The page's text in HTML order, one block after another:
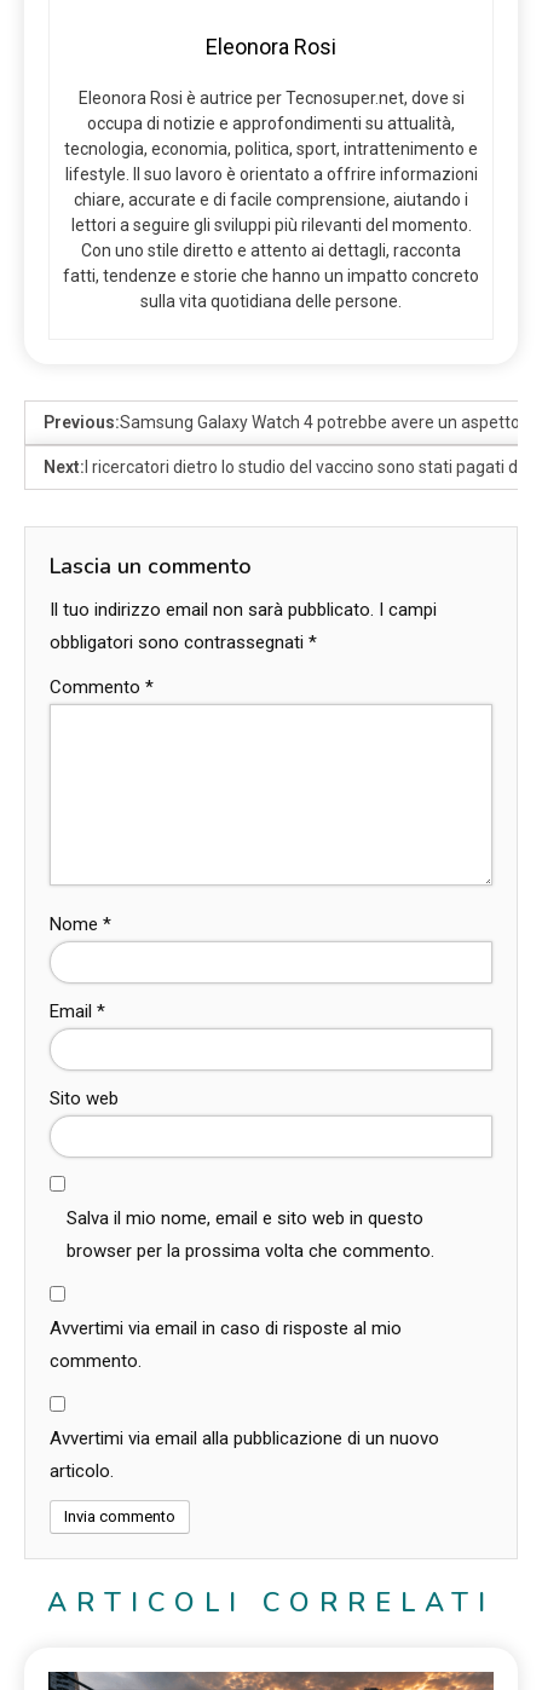
Eleonora Rosi
Eleonora Rosi è autrice per Tecnosuper.net, dove si
occupa di notizie e approfondimenti su attualità,
tecnologia, economia, politica, sport, intrattenimento e
lifestyle. Il suo lavoro è orientato a offrire informazioni
chiare, accurate e di facile comprensione, aiutando i
lettori a seguire gli sviluppi più rilevanti del momento.
Con uno stile diretto e attento ai dettagli, racconta
fatti, tendenze e storie che hanno un impatto concreto
sulla vita quotidiana delle persone.
Previous:Samsung Galaxy Watch 4 potrebbe avere un aspetto
Next: I ricercatori dietro lo studio del vaccino sono stati pagati dai
Lascia un commento
Il tuo indirizzo email non sarà pubblicato. I campi
obbligatori sono contrassegnati *
Commento *
Nome *
Email *
Sito web
Salva il mio nome, email e sito web in questo
browser per la prossima volta che commento.
Avvertimi via email in caso di risposte al mio
commento.
Avvertimi via email alla pubblicazione di un nuovo
articolo.
ARTICOLI CORRELATI